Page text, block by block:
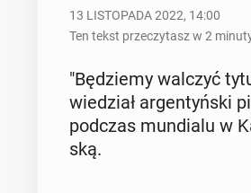
13 LISTOPADA 2022, 14:00
Ten tekst przeczytasz w 2
"Bę­dzie­my walczyć
wie­dział ar­gen­tyń­ski
podczas mun­dia­lu w
ską.